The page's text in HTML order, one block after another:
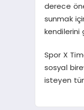
derece
sunmak
kendilerini
Spor X
sosyal
isteyen